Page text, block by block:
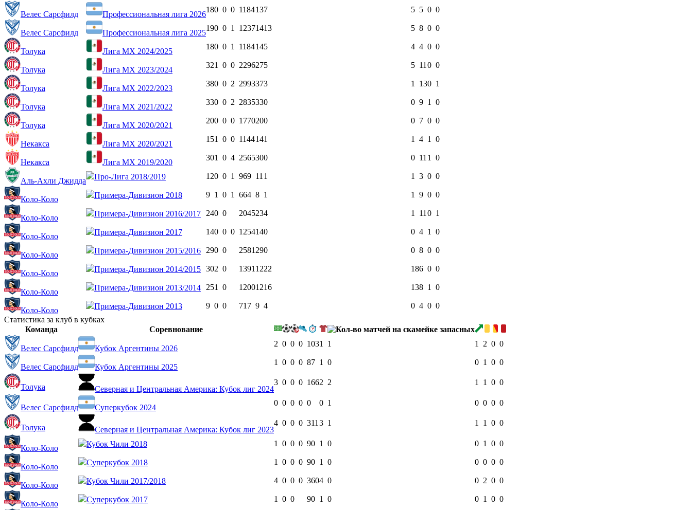
Велес Сарсфилд Профессиональная лига 2026
180 0 0 1184137 5 5 0 0
Велес Сарсфилд Профессиональная лига 2025
190 0 1 12371413 5 8 0 0
Толука Лига МХ 2024/2025
180 0 1 1184145 4 4 0 0
Толука Лига МХ 2023/2024
321 0 0 2296275 5 11 0 0
Толука Лига МХ 2022/2023
380 0 2 2993373 1 130 1
Толука Лига МХ 2021/2022
330 0 2 2835330 0 9 1 0
Толука Лига МХ 2020/2021
200 0 0 1770200 0 7 0 0
Некакса Лига МХ 2020/2021
151 0 0 1144141 1 4 1 0
Некакса Лига МХ 2019/2020
301 0 4 2565300 0 11 1 0
Аль-Ахли Джидда Про-Лига 2018/2019 120 0 1 969 11 1 1 3 0 0
Коло-Коло Примера-Дивизион 2018 9 1 0 1 664 8 1 1 9 0 0
Коло-Коло Примера-Дивизион 2016/2017 240 0 2045234 1 11 0 1
Коло-Коло Примера-Дивизион 2017 140 0 0 1254140 0 4 1 0
Коло-Коло Примера-Дивизион 2015/2016 290 0 2581 290 0 8 0 0
Коло-Коло Примера-Дивизион 2014/2015 302 0 1391 1222 186 0 0
Коло-Коло Примера-Дивизион 2013/2014 251 0 12001216 138 1 0
Коло-Коло Примера-Дивизион 2013 9 0 0 717 9 4 0 4 0 0
Статистика за клуб в кубках
Команда
Соревнование
Велес Сарсфилд Кубок Аргентины 2026
2 0 0 0 1031 1 1 2 0 0
Велес Сарсфилд Кубок Аргентины 2025
1 0 0 0 87 1 0 0 1 0 0
Толука Северная и Центральная Америка: Кубок лиг 2024
3 0 0 0 1662 2 1 1 0 0
Велес Сарсфилд Суперкубок 2024
0 0 0 0 0 0 1 0 0 0 0
Толука Северная и Центральная Америка: Кубок лиг 2023
4 0 0 0 311 3 1 1 1 0 0
Коло-Коло Кубок Чили 2018 1 0 0 0 90 1 0 0 1 0 0
Коло-Коло Суперкубок 2018 1 0 0 0 90 1 0 0 0 0 0
Коло-Коло Кубок Чили 2017/2018 4 0 0 0 3604 0 0 2 0 0
Коло-Коло Суперкубок 2017 1 0 0 90 1 0 0 1 0 0